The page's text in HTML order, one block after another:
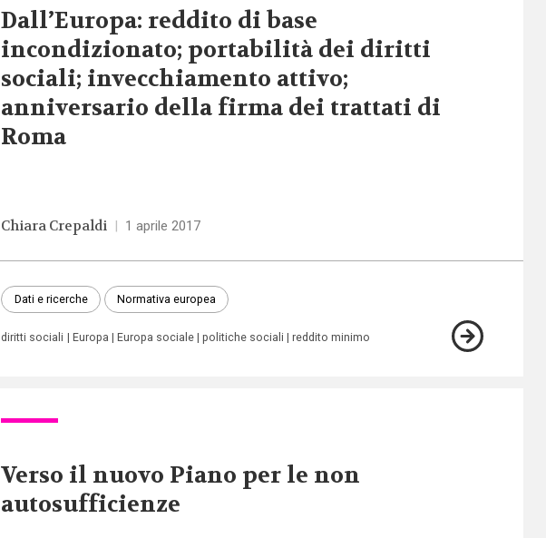
Dall’Europa: reddito di base
incondizionato; portabilità dei diritti
sociali; invecchiamento attivo;
anniversario della firma dei trattati di
Roma
Chiara Crepaldi | 1 aprile 2017
Dati e ricerche Normativa europea
diritti sociali Europa Europa sociale politiche sociali reddito minimo
Verso il nuovo Piano per le non
autosufficienze